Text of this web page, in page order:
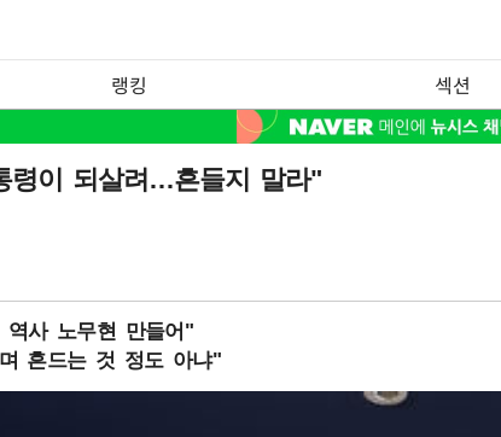
랭킹 섹션
령이 되살려…흔들지 말라"
역사 노무현 만들어"
흔드는 것 정도 아냐"